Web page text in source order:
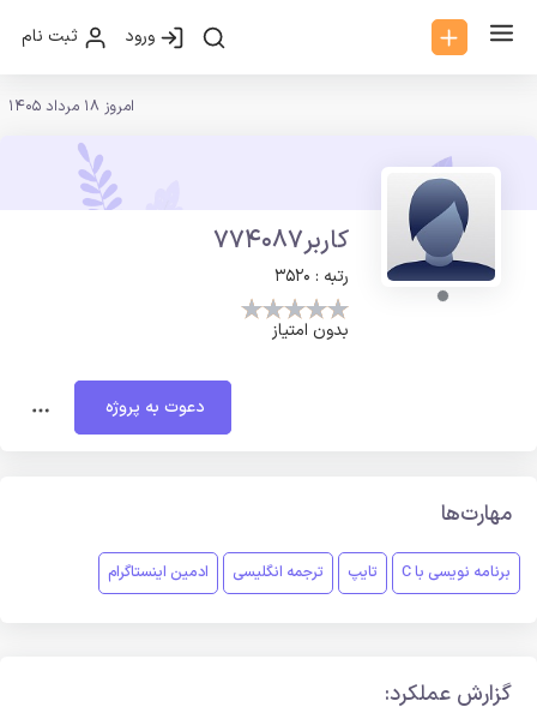
ورود ثبت نام
امروز 18 مرداد 1405
کاربر774087
رتبه : 3520
بدون امتیاز
دعوت به پروژه
مهارت‌ها
برنامه نویسی با C تایپ ترجمه انگلیسی ادمین اینستاگرام
گزارش عملکرد: